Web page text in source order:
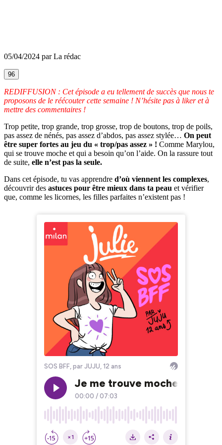
05/04/2024 par La rédac
96
REDIFFUSION : Cet épisode a eu tellement de succès que nous te
proposons de le réécouter cette semaine ! N’hésite pas à liker et à
mettre des commentaires !
Trop petite, trop grande, trop grosse, trop de boutons, trop de poils,
pas assez de nénés, pas assez d’abdos, pas assez stylée… On peut
être super fortes au jeu du « trop/pas assez » ! Comme Marylou,
qui se trouve moche et qui a besoin qu’on l’aide. On la rassure tout
de suite, elle n’est pas la seule.
Dans cet épisode, tu vas apprendre d’où viennent les complexes,
découvrir des astuces pour être mieux dans ta peau et vérifier
que, comme les licornes, les filles parfaites n’existent pas !